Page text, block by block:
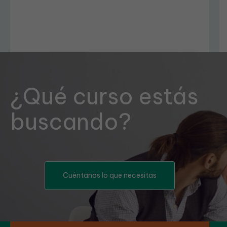
¿Qué curso estás
buscando?
Cuéntanos lo que necesitas